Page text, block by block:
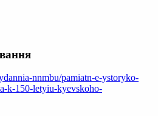
nnmbu/pamiatn-e-ystoryko-
k-150-letyiu-kyevskoho-